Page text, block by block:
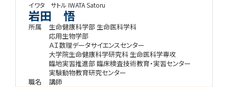
イワタ サトル IWATA Satoru
岩田 悟
所属
生命健康科学部 生命医科学科
応用生物学部
ＡＩ数理データサイエンスセンター
大学院生命健康科学研究科 生命医科学専攻
臨地実習推進部 臨床検査技術教育・実習センター
実験動物教育研究センター
職名
講師